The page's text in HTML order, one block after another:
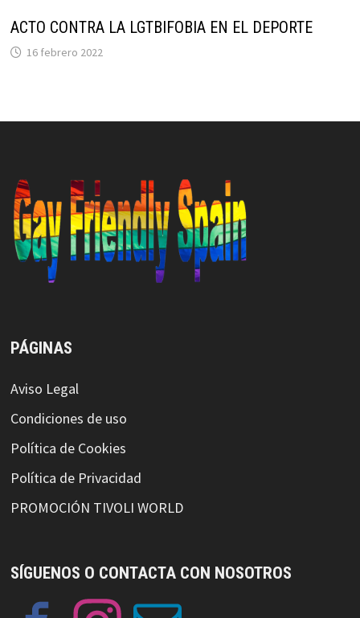
ACTO CONTRA LA LGTBIFOBIA EN EL DEPORTE
16 febrero 2022
PÁGINAS
Aviso Legal
Condiciones de uso
Política de Cookies
Política de Privacidad
PROMOCIÓN TIVOLI WORLD
SÍGUENOS O CONTACTA CON NOSOTROS